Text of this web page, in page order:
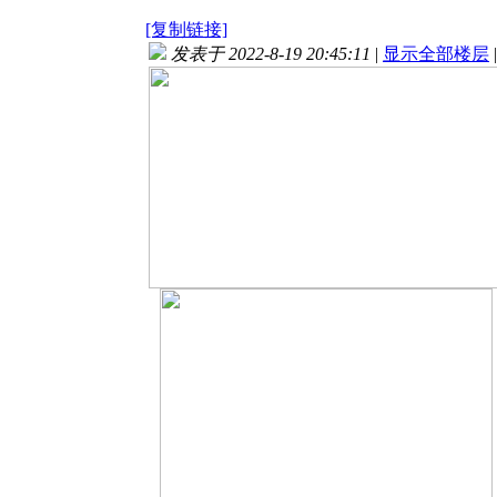
[复制链接]
发表于 2022-8-19 20:45:11 | 显示全部楼层 |